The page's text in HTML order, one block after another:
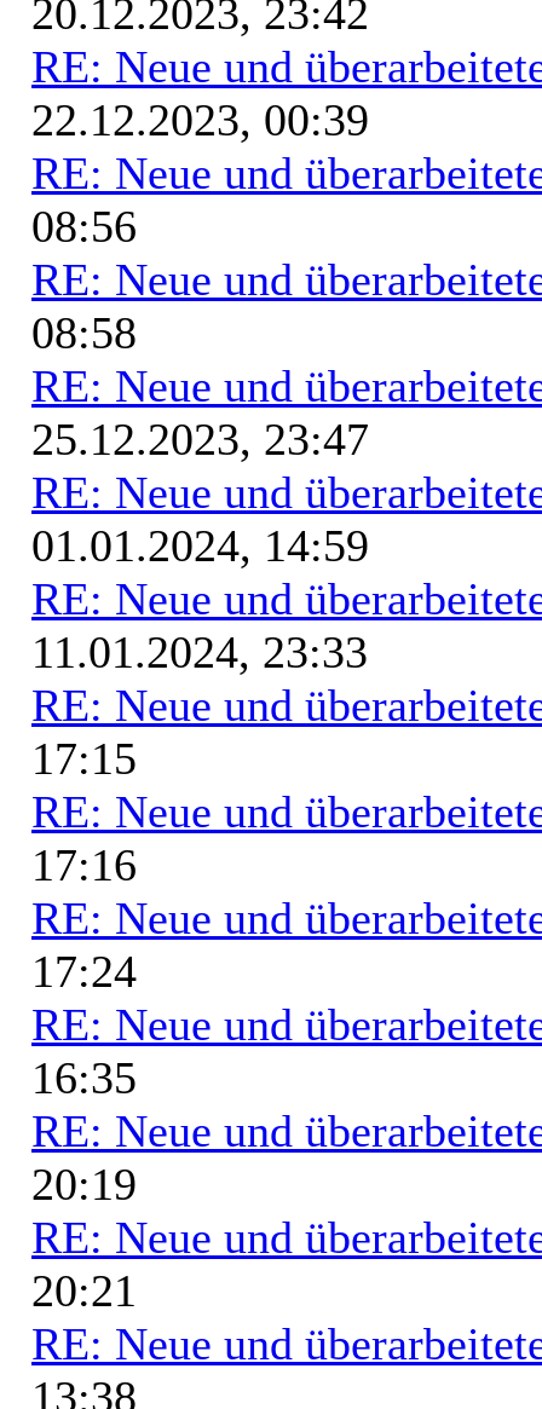
20.12.2023, 23:42
RE: Neue und
22.12.2023, 00:39
RE: Neue und
08:56
RE: Neue und
08:58
RE: Neue und
25.12.2023, 23:47
RE: Neue und
01.01.2024, 14:59
RE: Neue und
11.01.2024, 23:33
RE: Neue und
17:15
RE: Neue und
17:16
RE: Neue und
17:24
RE: Neue und
16:35
RE: Neue und
20:19
RE: Neue und
20:21
RE: Neue und
13:38